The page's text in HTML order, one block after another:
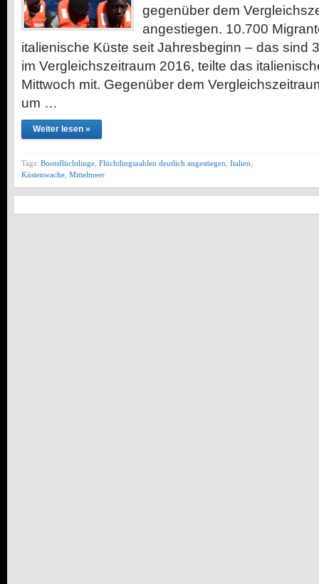
gegenüber dem
angestiegen. 10.700
italienische Küste seit Jahresbeginn – das sind
im Vergleichszeitraum 2016, teilte das
Mittwoch mit. Gegenüber dem
um …
Weiter lesen »
Tags: Bootsflüchtlinge Flüchtlingszahlen deutlich angestiegen Italien
Küstenwache Mittelmeer